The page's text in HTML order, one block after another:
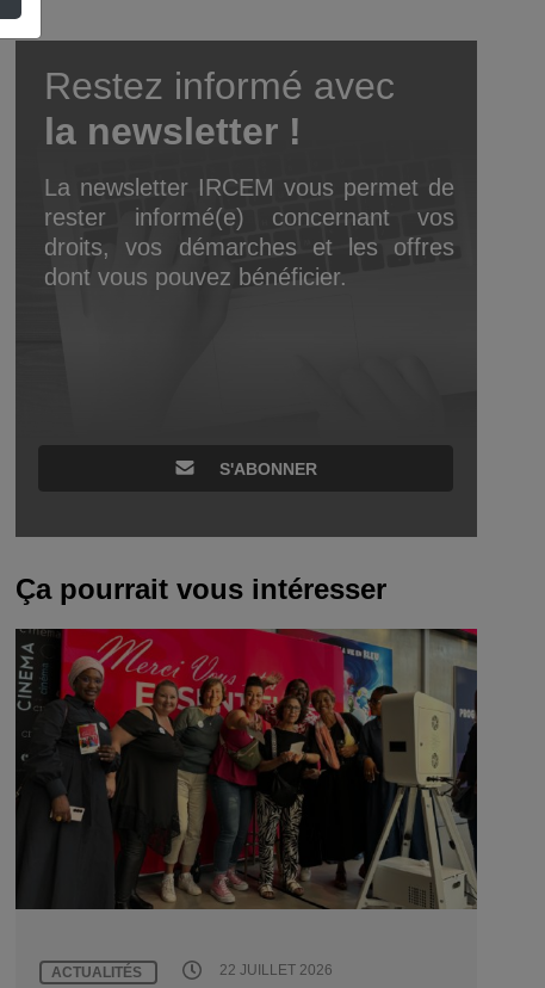
Restez informé avec
la newsletter !
La newsletter IRCEM vous permet de
rester informé(e) concernant vos
droits, vos démarches et les offres
dont vous pouvez bénéficier.
S'ABONNER
Ça pourrait vous intéresser
ACTUALITÉS 22 JUILLET 2026